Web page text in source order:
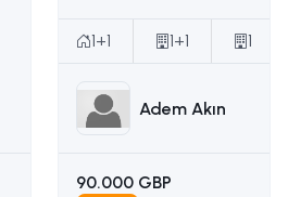
05338314949
1+1 1+1 1
Adem Akın
90.000 GBP